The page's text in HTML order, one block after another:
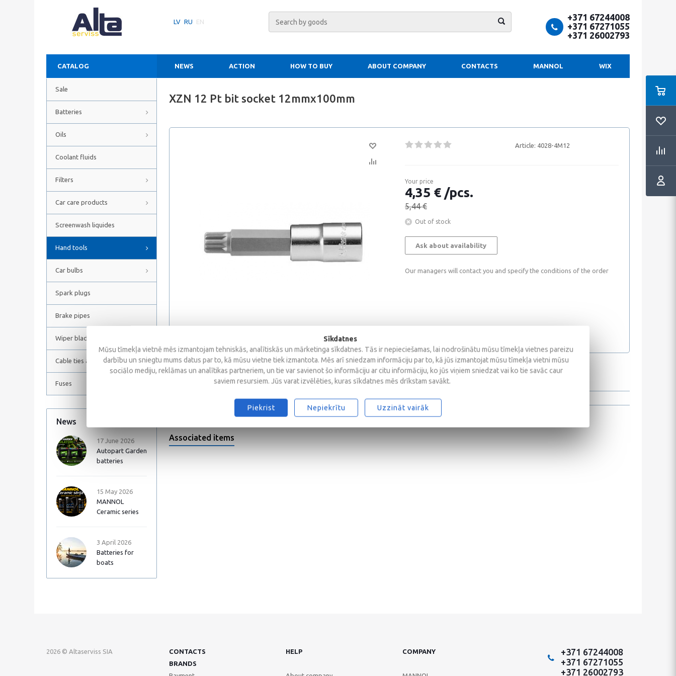
LV RU EN
+371 67244008
+371 67271055
+371 26002793
CATALOG NEWS ACTION HOW TO BUY ABOUT COMPANY CONTACTS MANNOL WIX
Sale
Batteries
Oils
Coolant fluids
Filters
Car care products
Screenwash liquides
Hand tools
Car bulbs
Spark plugs
Brake pipes
Wiper blades
Cable ties and Hose clamps
Fuses
News
17 June 2026
Autopart Garden
batteries
15 May 2026
MANNOL
Ceramic series
3 April 2026
Batteries for
boats
XZN 12 Pt bit socket 12mmx100mm
Article: 4028-4M12
Your price
4,35 € /pcs.
5,44 €
Out of stock
Ask about availability
Our managers will contact you and specify the conditions of the order
Associated items
2026 © Altaserviss SIA CONTACTS HELP
COMPANY
BRANDS
+371 67244008
+371 67271055
+371 26002793
Sīkdatnes
Mūsu tīmekļa vietnē mēs izmantojam tehniskās, analītiskās un mārketinga sīkdatnes. Tās ir nepieciešamas, lai nodrošinātu mūsu tīmekļa vietnes pareizu
darbību un sniegtu mums datus par to, kā mūsu vietne tiek izmantota. Mēs arī sniedzam informāciju par to, kā jūs izmantojat mūsu tīmekļa vietni mūsu
sociālo mediju, reklāmas un analītikas partneriem, un tie var savienot šo informāciju ar citu informāciju, ko jūs viņiem sniedzat vai ko tie savāc caur
saviem resursiem. Jūs varat izvēlēties, kuras sīkdatnes mēs drīkstam savākt.
Piekrist Nepiekrītu Uzzināt vairāk